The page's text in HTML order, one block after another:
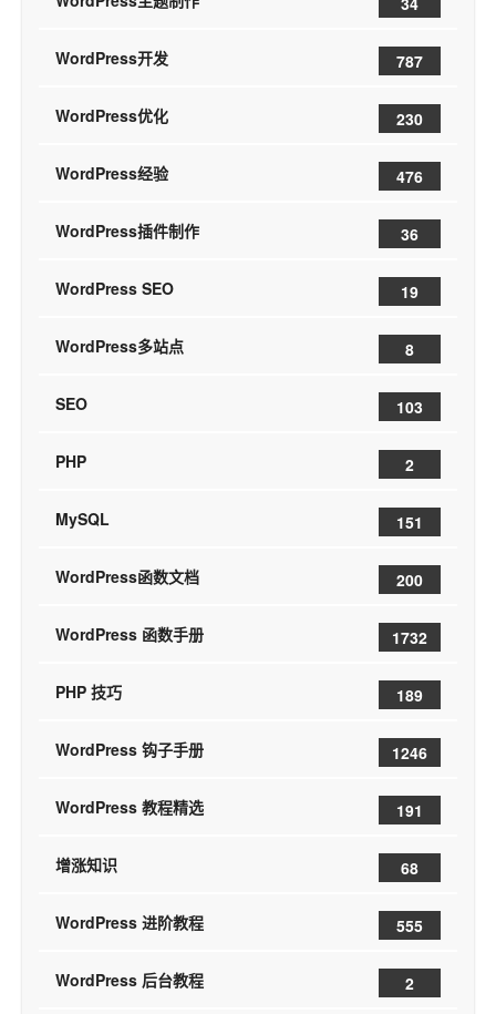
WordPress开发 787
WordPress优化 230
WordPress经验 476
WordPress插件制作 36
WordPress SEO 19
WordPress多站点 8
SEO 103
PHP 2
MySQL 151
WordPress函数文档 200
WordPress 函数手册 1732
PHP 技巧 189
WordPress 钩子手册 1246
WordPress 教程精选 191
增涨知识 68
WordPress 进阶教程 555
WordPress 后台教程 2